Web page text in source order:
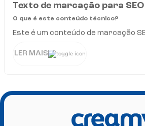
Texto de marcação para
O que é este conteúdo técnico?
Este é um conteúdo de marcação
mecanismos de busca a
corretamente. Ainda que não
funcione como deve: de forma
LER MAIS